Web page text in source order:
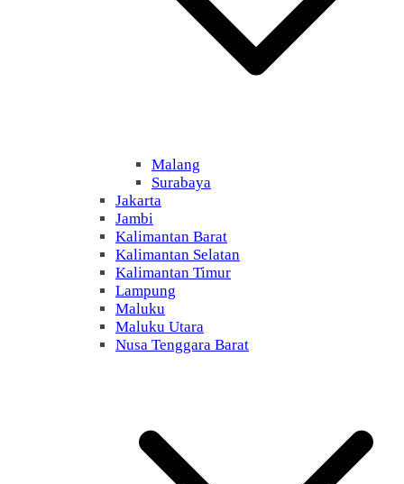
Malang
Surabaya
Jakarta
Jambi
Kalimantan Barat
Kalimantan Selatan
Kalimantan Timur
Lampung
Maluku
Maluku Utara
Nusa Tenggara Barat